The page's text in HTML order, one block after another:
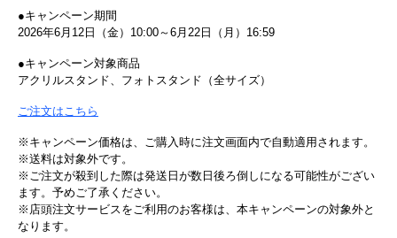
●キャンペーン期間
2026年6月12日（金）10:00～6月22日（月）16:59
●キャンペーン対象商品
アクリルスタンド、フォトスタンド（全サイズ）
ご注文はこちら
※キャンペーン価格は、ご購入時に注文画面内で自動適用されます。
※送料は対象外です。
※ご注文が殺到した際は発送日が数日後ろ倒しになる可能性がござい
ます。予めご了承ください。
※店頭注文サービスをご利用のお客様は、本キャンペーンの対象外と
なります。